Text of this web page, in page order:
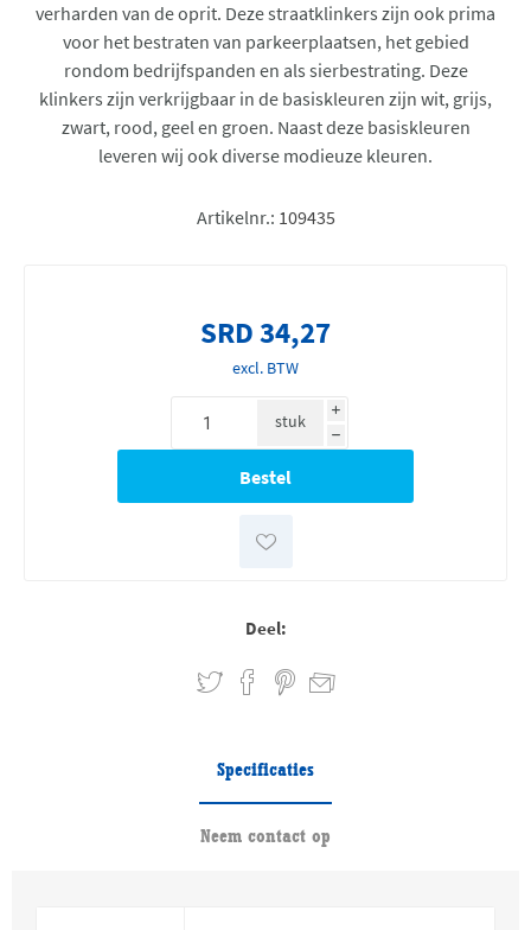
verharden van de oprit. Deze straatklinkers zijn ook prima
voor het bestraten van parkeerplaatsen, het gebied
rondom bedrijfspanden en als sierbestrating. Deze
klinkers zijn verkrijgbaar in de basiskleuren zijn wit, grijs,
zwart, rood, geel en groen. Naast deze basiskleuren
leveren wij ook diverse modieuze kleuren.
Artikelnr.: 109435
SRD 34,27
excl. BTW
i
h
stuk
Deel:
Specificaties
Neem contact op